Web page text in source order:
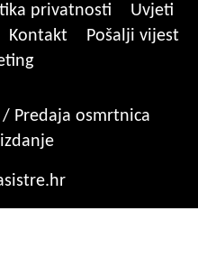
privatnosti
Uvjeti
Kontakt
Pošalji vijest
Predaja osmrtnica